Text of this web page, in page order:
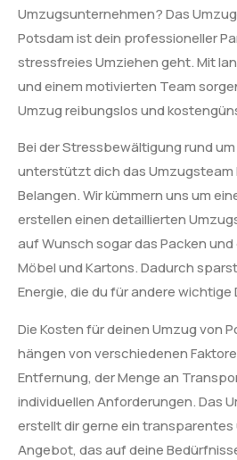
Umzugsunternehmen? Das
Potsdam ist dein professioneller
stressfreies Umziehen geht. Mit
und einem motivierten Team
Umzug reibungslos und
Bei der Stressbewältigung rund
unterstützt dich das Umzugsteam
Belangen. Wir kümmern uns um
erstellen einen detaillierten
auf Wunsch sogar das Packen
Möbel und Kartons. Dadurch
Energie, die du für andere
Die Kosten für deinen Umzug von
hängen von verschiedenen
Entfernung, der Menge an
individuellen Anforderungen. Das
erstellt dir gerne ein
Angebot, das auf deine